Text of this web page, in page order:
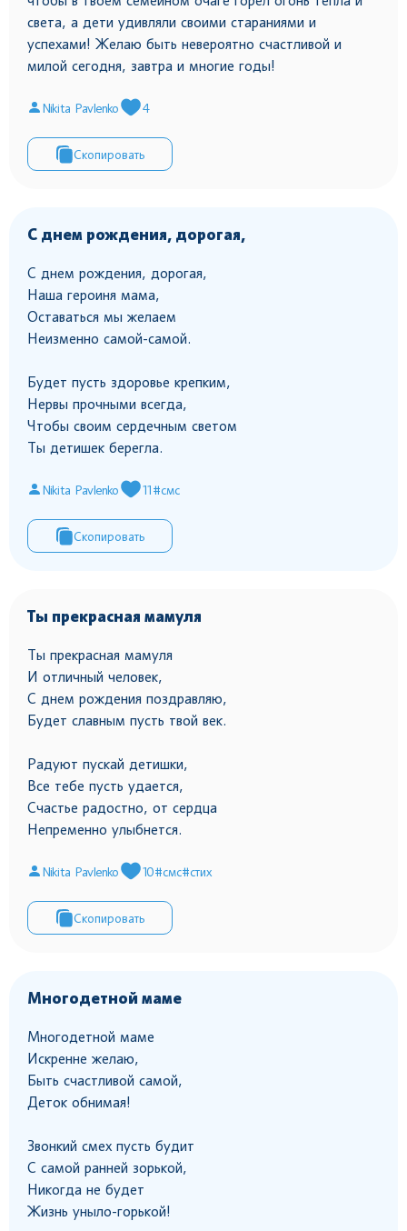
света, а дети удивляли своими стараниями и
успехами! Желаю быть невероятно счастливой и
милой сегодня, завтра и многие годы!
Nikita Pavlenko 4
Скопировать
С днем рождения, дорогая,
С днем рождения, дорогая,
Наша героиня мама,
Оставаться мы желаем
Неизменно самой-самой.
Будет пусть здоровье крепким,
Нервы прочными всегда,
Чтобы своим сердечным светом
Ты детишек берегла.
Nikita Pavlenko 11#смс
Скопировать
Ты прекрасная мамуля
Ты прекрасная мамуля
И отличный человек,
С днем рождения поздравляю,
Будет славным пусть твой век.
Радуют пускай детишки,
Все тебе пусть удается,
Счастье радостно, от сердца
Непременно улыбнется.
Nikita Pavlenko 10#смс#стих
Скопировать
Многодетной маме
Многодетной маме
Искренне желаю,
Быть счастливой самой,
Деток обнимая!
Звонкий смех пусть будит
С самой ранней зорькой,
Никогда не будет
Жизнь уныло-горькой!